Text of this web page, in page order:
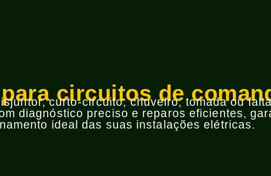
circuitos de
curto-circuito, chuveiro, tomada ou
diagnóstico preciso e reparos eficientes,
ideal das suas instalações elétricas.